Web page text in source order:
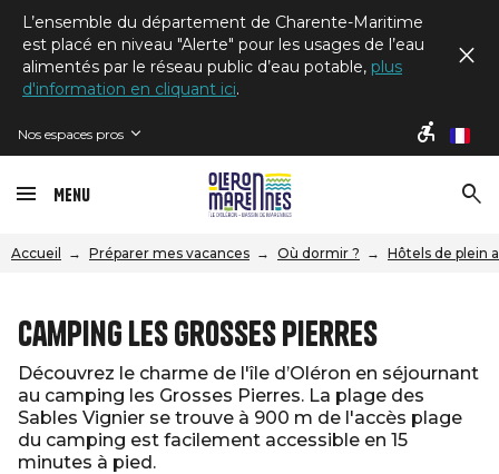
L’ensemble du département de Charente-Maritime
est placé en niveau "Alerte" pour les usages de l’eau
alimentés par le réseau public d’eau potable, plus
d'information en cliquant ici.
Nos espaces pros fr
Menu
Accueil Préparer mes vacances Où dormir ? Hôtels de plein
Camping Les Grosses Pierres
Découvrez le charme de l'île d’Oléron en séjournant
au camping les Grosses Pierres. La plage des
Sables Vignier se trouve à 900 m de l'accès plage
du camping est facilement accessible en 15
minutes à pied.